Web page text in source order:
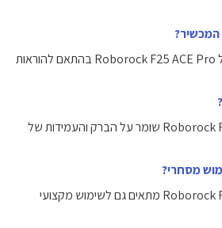
יש למלא את מיכל הניקוי של Roborock F25 ACE Pro בהתאם להוראות
כן, נוזל הניקוי Roborock F25 ACE Pro שומר על הברק והעמידות של
מסחרי?
כן, נוזל הניקוי Roborock F25 ACE Pro מתאים גם לשימוש מקצועי